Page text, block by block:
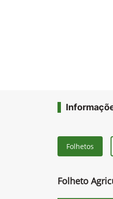
Folhetos
Folheto